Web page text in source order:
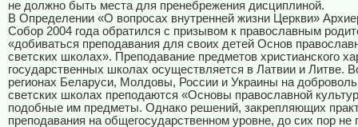
не должно быть места для пренебрежения дисциплиной.
В Определении «О вопросах внутренней жизни Церкви»
Собор 2004 года обратился с призывом к православным
«добиваться преподавания для своих детей Основ
светских школах». Преподавание предметов христианского
государственных школах осуществляется в Латвии и Литве.
регионах Беларуси, Молдовы, России и Украины на
светских школах преподаются «Основы православной
подобные им предметы. Однако решений, закрепляющих
преподавания на общегосударственном уровне, до сих пор не